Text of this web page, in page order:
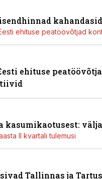
ehituse peatöövõtjad
ehituse
kasumikaotusest:
II kvartali tulemusi
Tallinnas ja